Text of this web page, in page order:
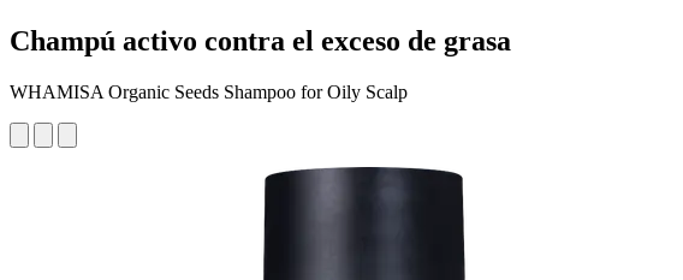
Champú activo contra el exceso de grasa
WHAMISA Organic Seeds Shampoo for Oily Scalp